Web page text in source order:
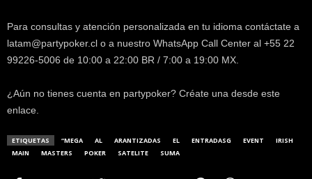
Para consultas y atención personalizada en tu idioma contáctate a
latam@partypoker.cl o a nuestro WhatsApp Call Center al +55 22
99226-5006 de 10:00 a 22:00 BR / 7:00 a 19:00 MX.
¿Aún no tienes cuenta en partypoker? Créate una desde este
enlace.
ETIQUETAS “MEGA AL ARANTIZADAS EL ENTRADASG EVENT
IRISH
MAIN
MASTERS POKER SATELITE SUMA